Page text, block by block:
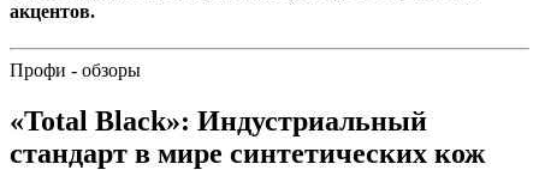
акцентов.
Профи - обзоры
«Total Black»: Индустриальный
стандарт в мире синтетических кож